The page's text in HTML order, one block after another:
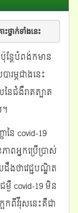
n
នាក់ទាំងនេះ
ន្តែបំពង់កមាន
រម្ភជាងនេះ
ៃជំងឺរាតត្បាត
។
ៃ covid-19
ាពអ្នកប្រើប្រាស់
ងថាវេជ្ជបណ្ឌិត
ម្ងឺ covid-19 មិន
ពីវីរុសនេះគឺជា